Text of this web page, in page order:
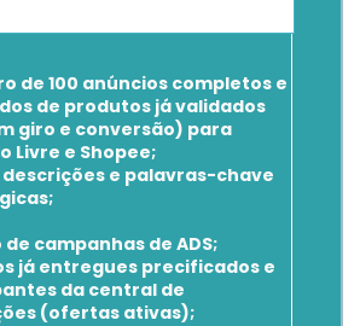
de 100 anúncios completos e
de produtos já validados
giro e conversão) para
Livre e Shopee;
e palavras-chave
campanhas de ADS;
já entregues precificados e
da central de
(ofertas ativas);